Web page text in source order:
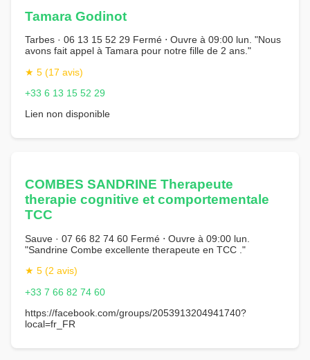
Tamara Godinot
Tarbes · 06 13 15 52 29 Fermé ⋅ Ouvre à 09:00 lun. "Nous
avons fait appel à Tamara pour notre fille de 2 ans."
★ 5 (17 avis)
+33 6 13 15 52 29
Lien non disponible
COMBES SANDRINE Therapeute
therapie cognitive et comportementale
TCC
Sauve · 07 66 82 74 60 Fermé ⋅ Ouvre à 09:00 lun.
"Sandrine Combe excellente therapeute en TCC ."
★ 5 (2 avis)
+33 7 66 82 74 60
https://facebook.com/groups/2053913204941740?
local=fr_FR